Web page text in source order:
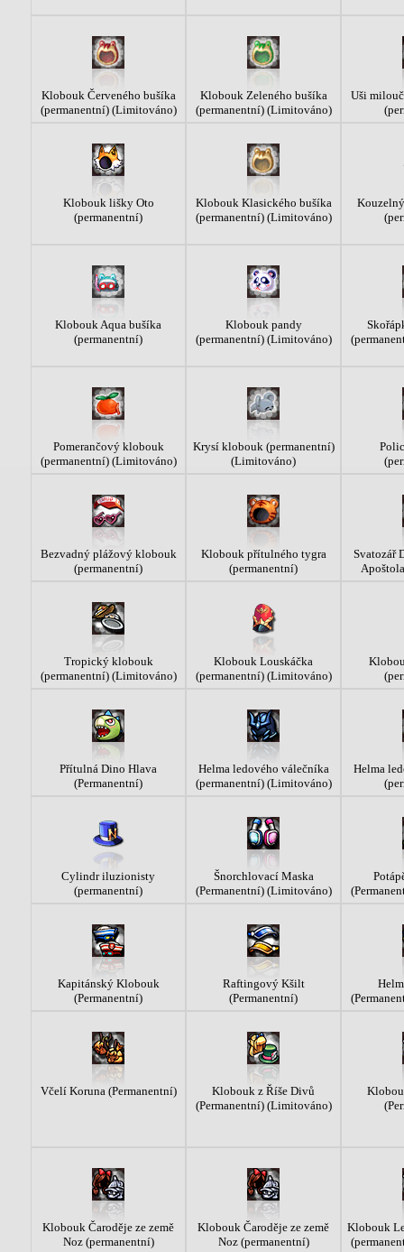
Klobouk Červeného bušíka
(permanentní) (Limitováno)
Klobouk Zeleného bušíka
(permanentní) (Limitováno)
Uši
Klobouk lišky Oto
(permanentní)
Klobouk Klasického bušíka
(permanentní) (Limitováno)
Klobouk Aqua bušíka
(permanentní)
Klobouk pandy
(permanentní) (Limitováno)
Pomerančový klobouk
(permanentní) (Limitováno)
Krysí klobouk (permanentní)
(Limitováno)
Bezvadný plážový klobouk
(permanentní)
Klobouk přítulného tygra
(permanentní)
Svatozář
Tropický klobouk
(permanentní) (Limitováno)
Klobouk Louskáčka
(permanentní) (Limitováno)
Přítulná Dino Hlava
(Permanentní)
Helma ledového válečníka
(permanentní) (Limitováno)
Helma
Cylindr iluzionisty
(permanentní)
Šnorchlovací Maska
(Permanentní) (Limitováno)
Kapitánský Klobouk
(Permanentní)
Raftingový Kšilt
(Permanentní)
Včelí Koruna (Permanentní)
Klobouk z Říše Divů
(Permanentní) (Limitováno)
Klobouk Čaroděje ze země
Noz (permanentní)
Klobouk Čaroděje ze země
Noz (permanentní)
Klobouk